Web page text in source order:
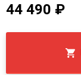
44 490 ₽